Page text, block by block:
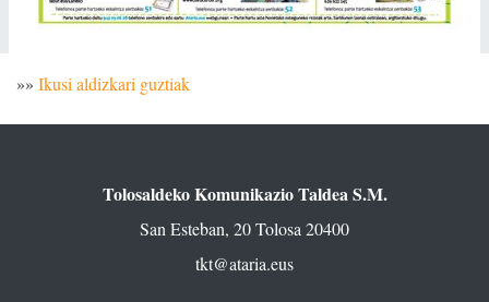
»» Ikusi aldizkari guztiak
Tolosaldeko Komunikazio Taldea S.M.
San Esteban, 20 Tolosa 20400
tkt@ataria.eus